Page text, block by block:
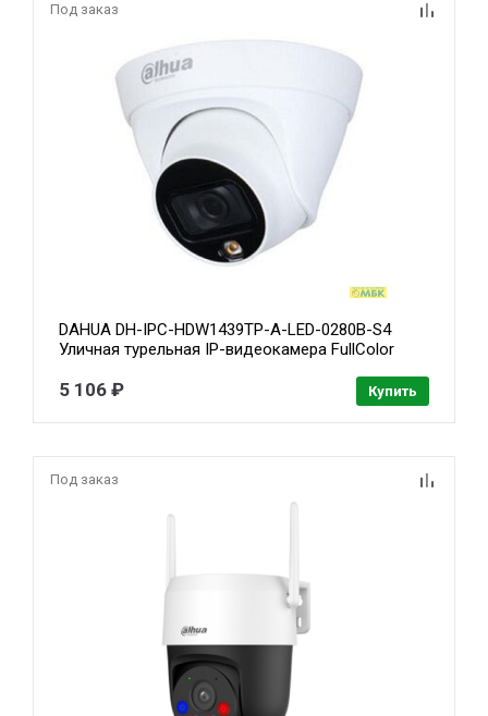
Под заказ
DAHUA DH-IPC-HDW1439TP-A-LED-0280B-S4
Уличная турельная IP-видеокамера FullColor
30м, IP67, металл
5 106 ₽ Купить
Под заказ